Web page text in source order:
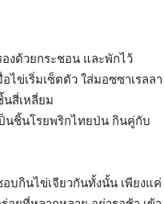
งด้วยกระชอน และพักไว้
ข่เริ่มเซ็ตตัว ใส่มอซซาเรลลา
นสี่เหลี่ยม
นชิ้นโรยพริกไทยป่น กินคู่กับ
บกินไข่เจียวกันทั้งนั้น เพียงแค่